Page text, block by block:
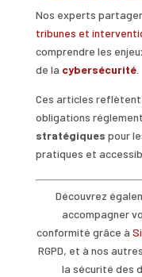
Nos experts
tribunes et
comprendre les
de la cybersécurité.
Ces articles
obligations
stratégiques pour
pratiques et
Découvrez
accompagner
conformité grâce à
RGPD, et à nos
la sécurité des